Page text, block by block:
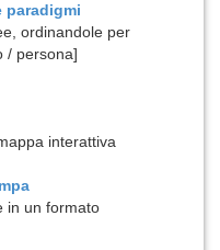
paradigmi
ordinandole per
/ persona]
interattiva
in un formato